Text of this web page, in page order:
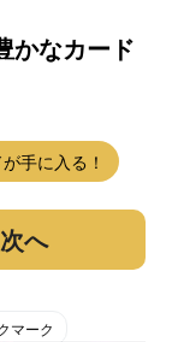
かなカード
手に入る！
次へ
マーク